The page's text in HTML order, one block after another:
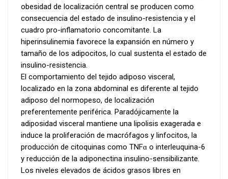
obesidad de localización central se producen como
consecuencia del estado de insulino-resistencia y el
cuadro pro-inflamatorio concomitante. La
hiperinsulinemia favorece la expansión en número y
tamaño de los adipocitos, lo cual sustenta el estado de
insulino-resistencia.
El comportamiento del tejido adiposo visceral,
localizado en la zona abdominal es diferente al tejido
adiposo del normopeso, de localización
preferentemente periférica. Paradójicamente la
adiposidad visceral mantiene una lipolisis exagerada e
induce la proliferación de macrófagos y linfocitos, la
producción de citoquinas como TNFɑ o interleuquina-6
y reducción de la adiponectina insulino-sensibilizante.
Los niveles elevados de ácidos grasos libres en